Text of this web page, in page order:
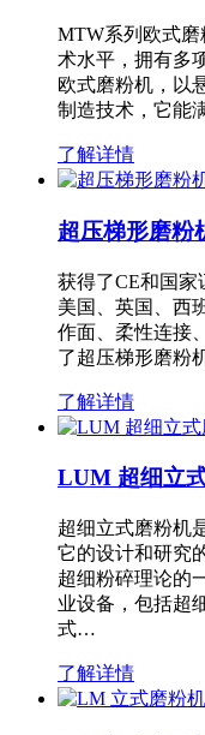
MTW系列欧式
术水平，拥有多
欧式磨粉机，以
制造技术，它能
了解详情
超压梯形磨粉
获得了CE和国家
美国、英国、西
作面、柔性连接
了超压梯形磨粉
了解详情
LUM 超细立
超细立式磨粉机
它的设计和研究
超细粉碎理论的
业设备，包括超
式…
了解详情